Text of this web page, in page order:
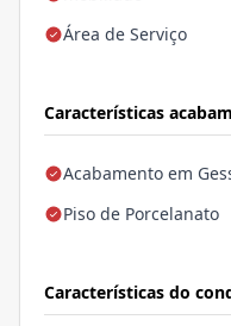
Área de Serviço
Características
Acabamento em
Piso de Porcelanato
Características do